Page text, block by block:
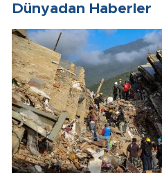
Dünyadan Haberler